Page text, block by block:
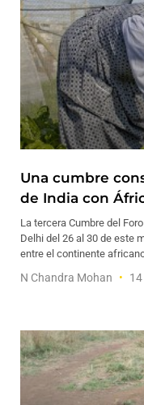
Una cumbre
de India con
La tercera Cumbre del
Delhi del 26 al 30 de este
entre el continente
N Chandra Mohan